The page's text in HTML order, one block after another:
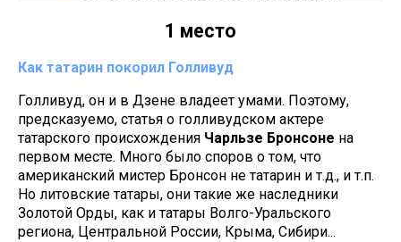
1 место
Как татарин покорил Голливуд
Голливуд, он и в Дзене владеет умами. Поэтому,
предсказуемо, статья о голливудском актере
татарского происхождения Чарльзе Бронсоне на
первом месте. Много было споров о том, что
американский мистер Бронсон не татарин и т.д., и т.п.
Но литовские татары, они такие же наследники
Золотой Орды, как и татары Волго-Уральского
региона, Центральной России, Крыма, Сибири...